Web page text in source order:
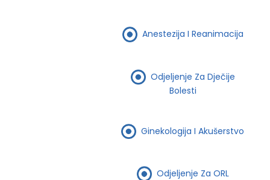
Anestezija I Reanimacija
Odjeljenje Za Dječije
Bolesti
Ginekologija I Akušerstvo
Odjeljenje Za ORL